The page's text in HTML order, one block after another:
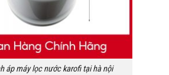
áp máy lọc nước karofi tại hà nội